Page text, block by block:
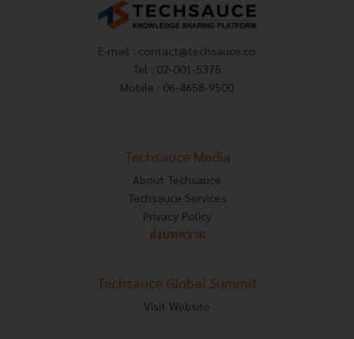
E-mail : contact@techsauce.co
Tel : 02-001-5375
Mobile : 06-4658-9500
Techsauce Media
About Techsauce
Techsauce Services
Privacy Policy
ส่งบทความ
Techsauce Global Summit
Visit Website